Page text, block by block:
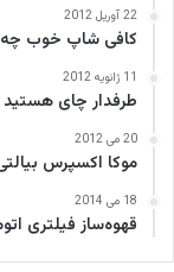
22 آوریل 2012
کافی‌ شاپ خوب
11 ژانویه 2012
طرفدار چای
20 می 2012
موکا اکسپرس
18 می 2014
قهوه‌ساز فیلتری